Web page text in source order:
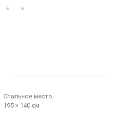
Cпальное место:
195 × 140 см